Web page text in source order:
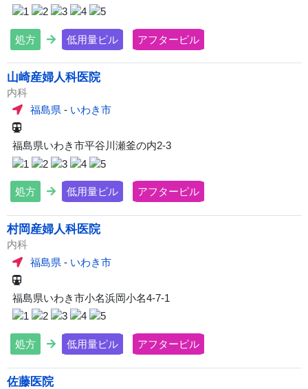
処方 低用量ピル アフターピル
山崎産婦人科医院
内科
福島県 - いわき市
福島県いわき市平谷川瀬釜の内2-3
処方 低用量ピル アフターピル
村岡産婦人科医院
内科
福島県 - いわき市
福島県いわき市小名浜岡小名4-7-1
処方 低用量ピル アフターピル
佐藤医院